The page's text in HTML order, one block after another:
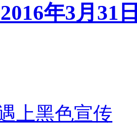
年3月31
上黑色宣传